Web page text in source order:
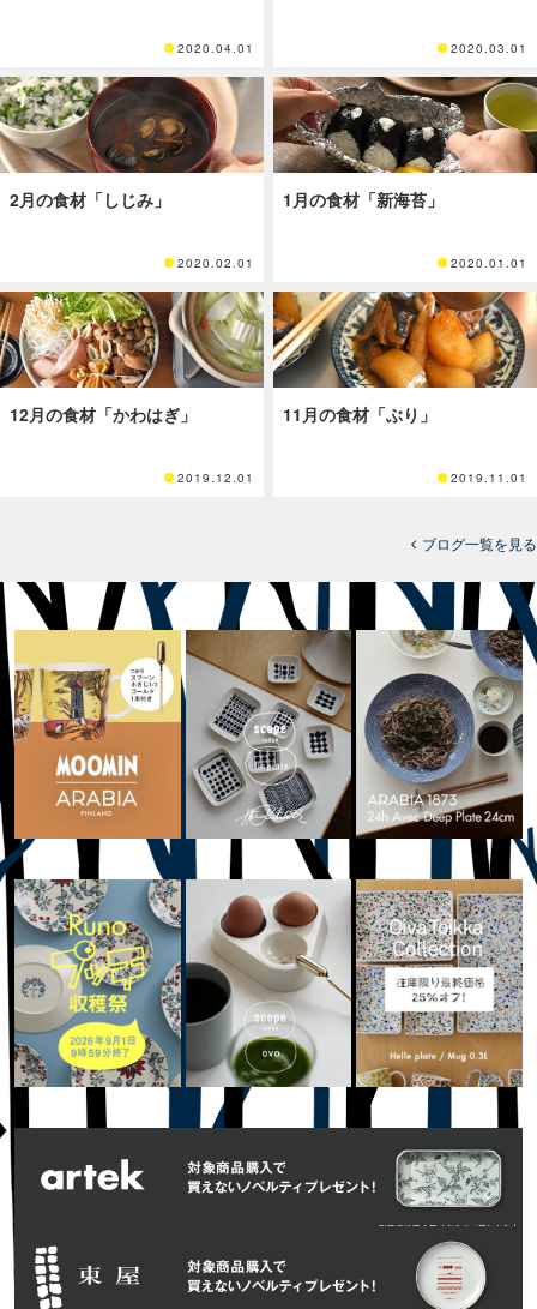
2020.04.01 2020.03.01
2月の食材「しじみ」
2020.02.01
1月の食材「新海苔」
2020.01.01
12月の食材「かわはぎ」
2019.12.01
11月の食材「ぶり」
2019.11.01
ブログ一覧を見る